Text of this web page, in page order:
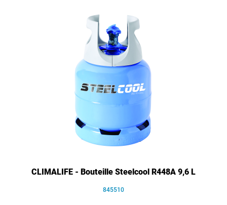
CLIMALIFE - Bouteille Steelcool R448A 9,6 L
845510